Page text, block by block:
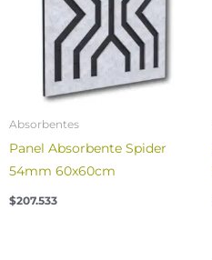
Absorbentes
Panel Absorbente Spider
54mm 60x60cm
$207.533